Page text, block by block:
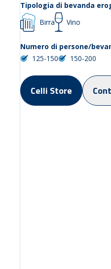
Tipologia di bevanda
Birra
Vino
Numero di persone/
125-150
150-200
Celli Store